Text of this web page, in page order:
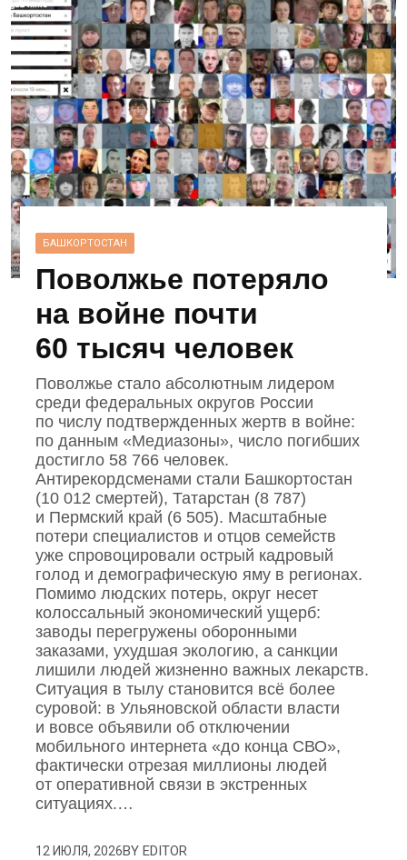
БАШКОРТОСТАН
Поволжье потеряло
на войне почти
60 тысяч человек
Поволжье стало абсолютным лидером
среди федеральных округов России
по числу подтвержденных жертв в войне:
по данным «Медиазоны», число погибших
достигло 58 766 человек.
Антирекордсменами стали Башкортостан
(10 012 смертей), Татарстан (8 787)
и Пермский край (6 505). Масштабные
потери специалистов и отцов семейств
уже спровоцировали острый кадровый
голод и демографическую яму в регионах.
Помимо людских потерь, округ несет
колоссальный экономический ущерб:
заводы перегружены оборонными
заказами, ухудшая экологию, а санкции
лишили людей жизненно важных лекарств.
Ситуация в тылу становится всё более
суровой: в Ульяновской области власти
и вовсе объявили об отключении
мобильного интернета «до конца СВО»,
фактически отрезая миллионы людей
от оперативной связи в экстренных
ситуациях.…
12 ИЮЛЯ, 2026BYEDITOR